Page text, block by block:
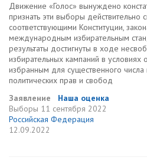
Движение «Голос» вынуждено
признать эти выборы
соответствующими Конституции,
международным избирательным
результаты достигнуты в ходе
избирательных кампаний в условиях
избранным для существенного
политических прав и свобод
Заявление
Наша оценка
Выборы 11 сентября 2022
Российская Федерация
12.09.2022